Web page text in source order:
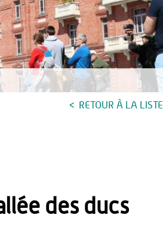
RETOUR À LA LISTE
des ducs